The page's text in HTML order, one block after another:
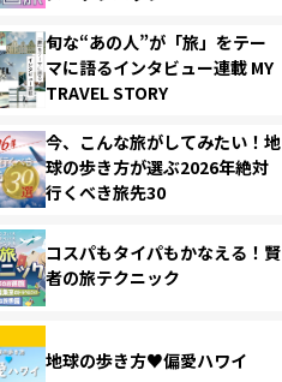
旬な“あの人”が「旅」をテー
マに語るインタビュー連載 MY
TRAVEL STORY
今、こんな旅がしてみたい！地
球の歩き方が選ぶ2026年絶対
行くべき旅先30
コスパもタイパもかなえる！賢
者の旅テクニック
地球の歩き方♥偏愛ハワイ